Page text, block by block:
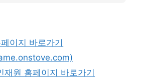
이지 바로가기
재원 홈페이지 바로가기